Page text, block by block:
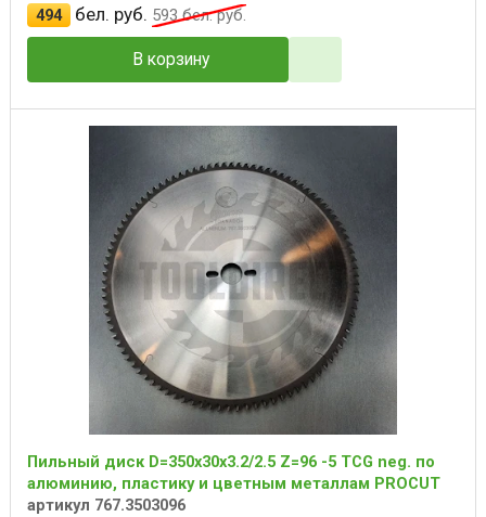
494
бел. руб. 593бел. руб.
В корзину
Пильный диск D=350x30x3.2/2.5 Z=96 -5 TCG neg. по
алюминию, пластику и цветным металлам PROCUT
артикул 767.3503096